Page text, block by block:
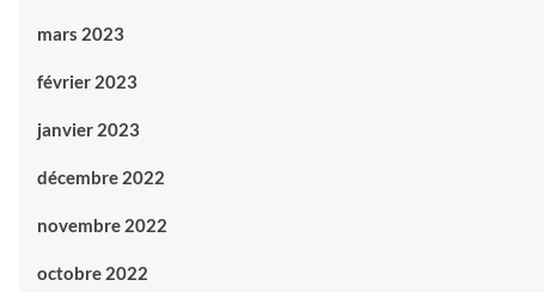
mars 2023
février 2023
janvier 2023
décembre 2022
novembre 2022
octobre 2022